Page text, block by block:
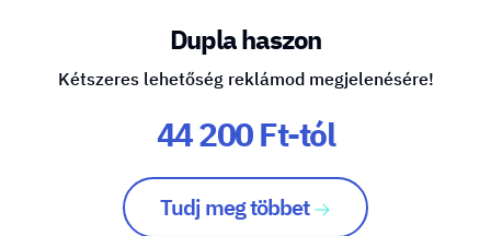
Dupla haszon
Kétszeres lehetőség reklámod megjelenésére!
44 200 Ft-tól
Tudj meg többet